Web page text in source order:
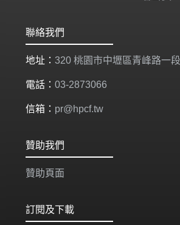
聯絡我們
地址： 320 桃園市中壢區青峰路一
電話： 03-2873066
信箱： pr@hpcf.tw
贊助我們
贊助頁面
訂閱及下載